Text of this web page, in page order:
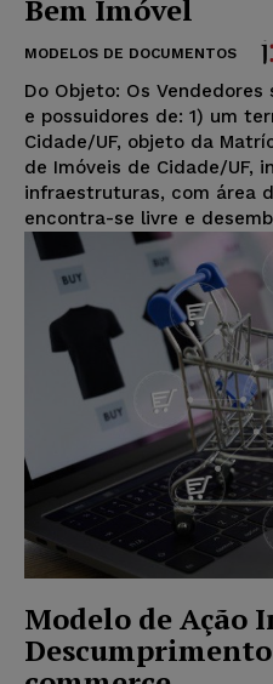
Bem Imóvel
MODELOS DE DOCUMENTOS
Do Objeto: Os
e possuidores de: 1) um
Cidade/UF, objeto da
de Imóveis de Cidade/UF,
infraestruturas, com área
encontra-se livre e
Modelo de Ação